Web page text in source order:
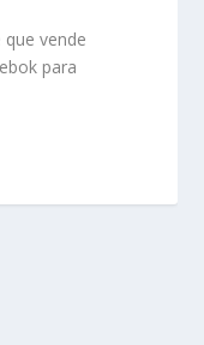
vende
para